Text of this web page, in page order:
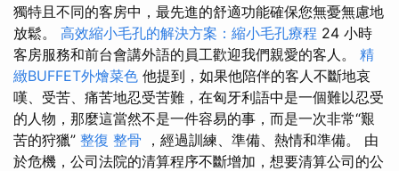
獨特且不同的客房中，最先進的舒適功能確保您無憂無慮地
放鬆。 高效縮小毛孔的解決方案：縮小毛孔療程 24 小時
客房服務和前台會講外語的員工歡迎我們親愛的客人。 精
緻BUFFET外燴菜色 他提到，如果他陪伴的客人不斷地哀
嘆、受苦、痛苦地忍受苦難，在匈牙利語中是一個難以忍受
的人物，那麼這當然不是一件容易的事，而是一次非常“艱
苦的狩獵” 整復 整骨 ，經過訓練、準備、熱情和準備。 由
於危機，公司法院的清算程序不斷增加，想要清算公司的公